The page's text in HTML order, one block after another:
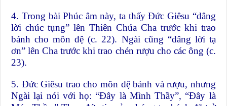
4. Trong bài Phúc âm này, ta thấy Đức Giêsu “dâng
lời chúc tụng” lên Thiên Chúa Cha trước khi trao
bánh cho môn đệ (c. 22). Ngài cũng “dâng lời tạ
ơn” lên Cha trước khi trao chén rượu cho các ông (c.
23).
5. Đức Giêsu trao cho môn đệ bánh và rượu, nhưng
Ngài lại nói với họ: “Đây là Mình Thầy”, “Đây là